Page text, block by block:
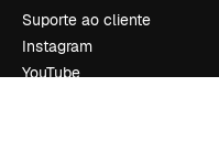
Suporte ao cliente
Instagram
YouTube